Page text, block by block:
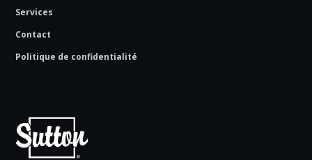
Services
Contact
Politique de confidentialité